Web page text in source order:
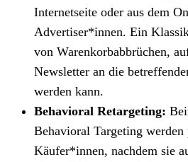
Internetseite oder aus dem
Advertiser*innen. Ein
von Warenkorbabbrüchen,
Newsletter an die
werden kann.
Behavioral Retargeting:
Behavioral Targeting werden
Käufer*innen, nachdem sie